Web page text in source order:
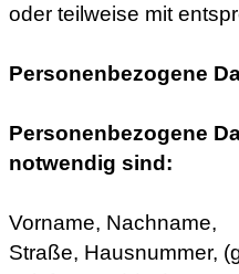
oder teilweise mit
Personenbezogene
Personenbezogene
notwendig sind:
Vorname, Nachname,
Straße, Hausnummer,